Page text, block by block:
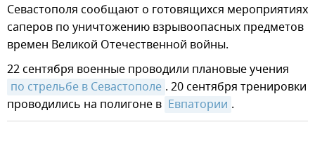
Севастополя сообщают о готовящихся мероприятиях
саперов по уничтожению взрывоопасных предметов
времен Великой Отечественной войны.
22 сентября военные проводили плановые учения
по стрельбе в Севастополе . 20 сентября тренировки
проводились на полигоне в Евпатории .